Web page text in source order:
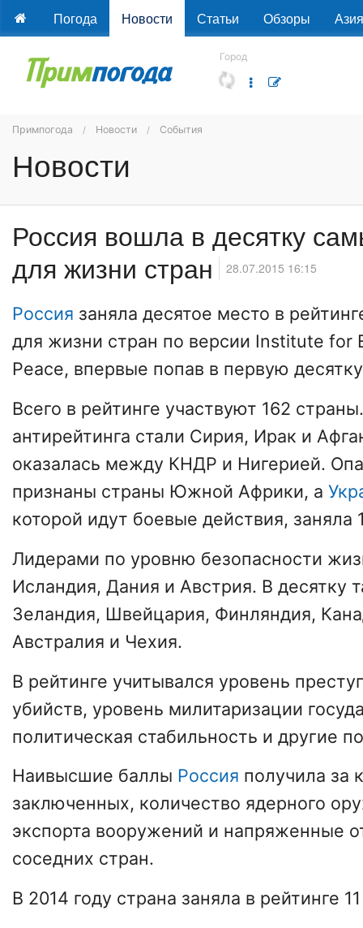
Погода Новости Статьи Обзоры Азия
Город
Примпогода Новости События
Новости
Россия вошла в десятку
для жизни стран
28.07.2015 16:15
Россия заняла десятое место в
для жизни стран по версии Institute for
Peace, впервые попав в первую
Всего в рейтинге участвуют 162
антирейтинга стали Сирия, Ирак и
оказалась между КНДР и Нигерией.
признаны страны Южной Африки, а
которой идут боевые действия, заняла
Лидерами по уровню безопасности
Исландия, Дания и Австрия. В десятку
Зеландия, Швейцария, Финляндия,
Австралия и Чехия.
В рейтинге учитывался уровень
убийств, уровень милитаризации
политическая стабильность и другие
Наивысшие баллы Россия получила за
заключенных, количество ядерного
экспорта вооружений и напряженные
соседних стран.
В 2014 году страна заняла в рейтинге